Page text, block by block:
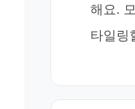
해요.
타일링